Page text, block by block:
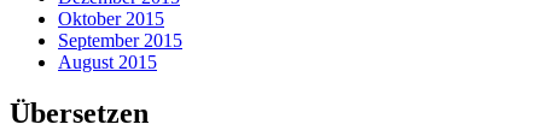
Oktober 2015
September 2015
August 2015
Übersetzen